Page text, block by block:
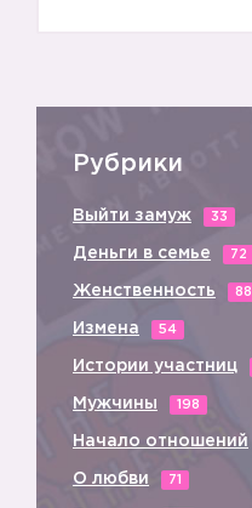
Рубрики
Выйти замуж 33
Деньги в семье 72
Женственность 88
Измена 54
Истории участниц
Мужчины 198
Начало отношений
О любви 71